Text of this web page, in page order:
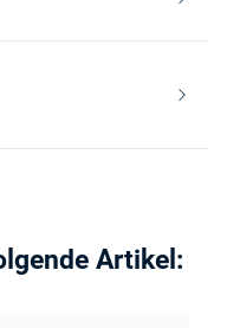
Artikel: